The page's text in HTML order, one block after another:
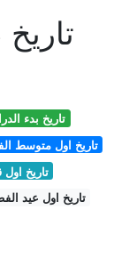
تاريخ بدء
تاريخ اول متوسط
تاريخ
تاريخ اول عيد الفطر